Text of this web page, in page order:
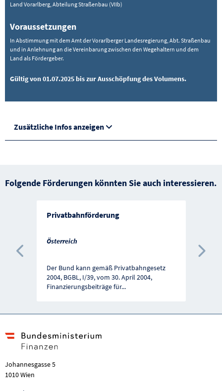
Land Vorarlberg, Abteilung Straßenbau (VIIb)
Voraussetzungen
In Abstimmung mit dem Amt der Vorarlberger Landesregierung, Abt. Straßenbau
und in Anlehnung an die Vereinbarung zwischen den Wegehaltern und dem
Land als Fördergeber.
Gültig von 01.07.2025 bis zur Ausschöpfung des Volumens.
Zusätzliche Infos anzeigen
Folgende Förderungen könnten Sie auch interessieren.
Privatbahnförderung
Österreich
Der Bund kann gemäß Privatbahngesetz
2004, BGBL, I/39, vom 30. April 2004,
Finanzierungsbeiträge für...
Vorherige Förderung
Johannesgasse 5
1010 Wien